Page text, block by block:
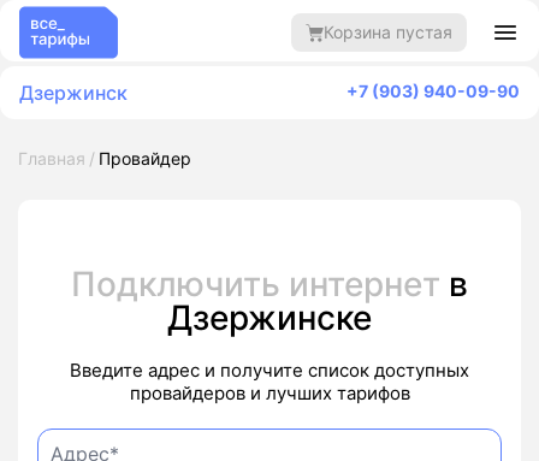
Корзина пустая
Дзержинск +7 (903) 940-09-90
Главная Провайдер
Подключить интернет в
Дзержинске
Введите адрес и получите список доступных
провайдеров и лучших тарифов